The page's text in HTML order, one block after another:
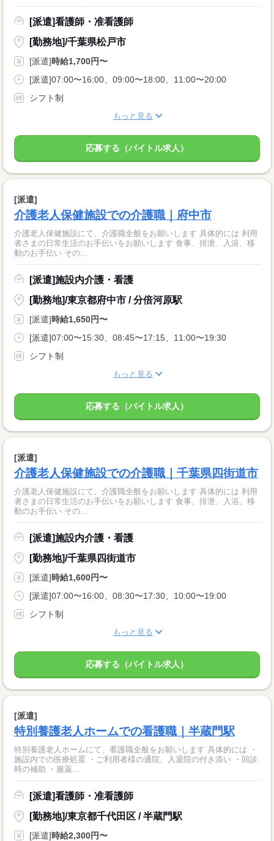
[派遣]看護師・准看護師
[勤務地]/千葉県松戸市
[派遣]時給1,700円〜
[派遣]07:00〜16:00、09:00〜18:00、11:00〜20:00
シフト制
もっと見る
応募する（バイトル求人）
[派遣]
介護老人保健施設での介護職｜府中市
介護老人保健施設にて、介護職全般をお願いします 具体的には 利用
者さまの日常生活のお手伝いをお願いします 食事、排泄、入浴、移
動のお手伝い その...
[派遣]施設内介護・看護
[勤務地]/東京都府中市 / 分倍河原駅
[派遣]時給1,650円〜
[派遣]07:00〜15:30、08:45〜17:15、11:00〜19:30
シフト制
もっと見る
応募する（バイトル求人）
[派遣]
介護老人保健施設での介護職｜千葉県四街道市
介護老人保健施設にて、介護職全般をお願いします 具体的には 利用
者さまの日常生活のお手伝いをお願いします 食事、排泄、入浴、移
動のお手伝い その...
[派遣]施設内介護・看護
[勤務地]/千葉県四街道市
[派遣]時給1,600円〜
[派遣]07:00〜16:00、08:30〜17:30、10:00〜19:00
シフト制
もっと見る
応募する（バイトル求人）
[派遣]
特別養護老人ホームでの看護職｜半蔵門駅
特別養護老人ホームにて、看護職全般をお願いします 具体的には ・
施設内での医療処置 ・ご利用者様の通院、入退院の付き添い ・回診
時の補助 ・服薬...
[派遣]看護師・准看護師
[勤務地]/東京都千代田区 / 半蔵門駅
[派遣]時給2,300円〜